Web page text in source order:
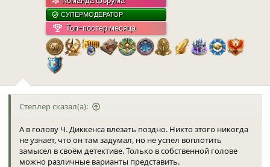
СУПЕРМОДЕРАТОР
Топ-постер месяца
Степлер сказал(а):
А в голову Ч. Диккенса влезать поздно. Никто этого никогда
не узнает, что он там задумал, но не успел воплотить
замысел в своём детективе. Только в собственной голове
можно различные варианты представить.